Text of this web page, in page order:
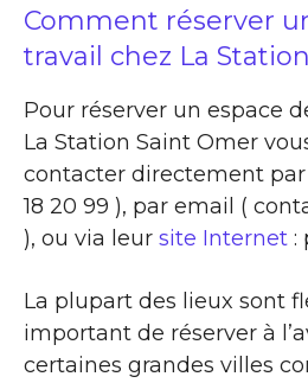
Comment réserver
travail chez La
Pour réserver un espace
La Station Saint Omer
contacter directement
18 20 99 ), par email (
), ou via leur site Internet :
La plupart des lieux sont
important de réserver à
certaines grandes villes